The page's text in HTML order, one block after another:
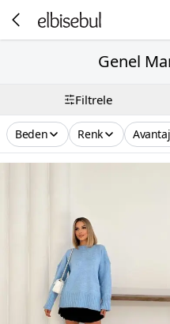
Genel
Filtrele
Beden Renk Avantaj